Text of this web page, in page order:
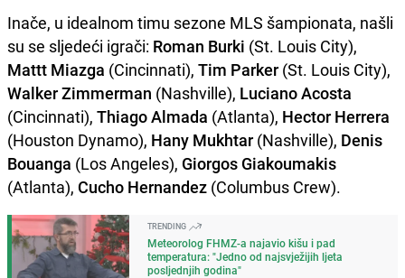
Inače, u idealnom timu sezone MLS šampionata, našli
su se sljedeći igrači: Roman Burki (St. Louis City),
Mattt Miazga (Cincinnati), Tim Parker (St. Louis City),
Walker Zimmerman (Nashville), Luciano Acosta
(Cincinnati), Thiago Almada (Atlanta), Hector Herrera
(Houston Dynamo), Hany Mukhtar (Nashville), Denis
Bouanga (Los Angeles), Giorgos Giakoumakis
(Atlanta), Cucho Hernandez (Columbus Crew).
TRENDING
Meteorolog FHMZ-a najavio kišu i pad
temperatura: "Jedno od najsvježijih ljeta
posljednjih godina"